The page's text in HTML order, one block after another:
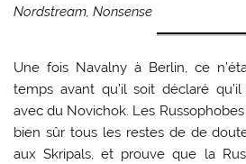
Nordstream, Nonsense
Une fois Navalny à Berlin, ce
temps avant qu’il soit déclaré
avec du Novichok. Les Russophobes
bien sûr tous les restes de de
aux Skripals, et prouve que la